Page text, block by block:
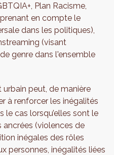
Plan Racisme,
en compte le
dans les politiques),
(visant
genre dans l'ensemble
urbain peut, de manière
à renforcer les inégalités
le cas lorsqu’elles sont le
(violences de
inégales des rôles
personnes, inégalités liées